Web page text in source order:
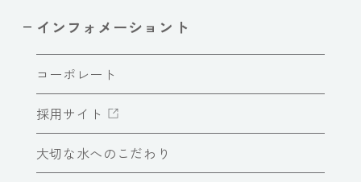
インフォメーショント
コーポレート
採用サイト
大切な水へのこだわり